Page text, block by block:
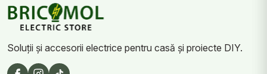
Soluții și accesorii electrice pentru casă și proiecte DIY.